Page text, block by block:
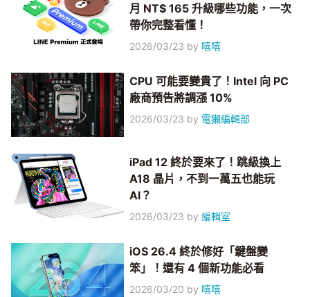
月 NT$ 165 升級哪些功能，一次
帶你完整看懂！
2026/03/23 by 嘻嘻
CPU 可能要變貴了！Intel 向 PC
廠商預告將調漲 10%
2026/03/23 by 電獺編輯部
iPad 12 終於要來了！跳級換上
A18 晶片，不到一萬五也能玩
AI？
2026/03/23 by編輯室
iOS 26.4 終於修好「鍵盤變
笨」！還有 4 個新功能必看
2026/03/20 by 嘻嘻